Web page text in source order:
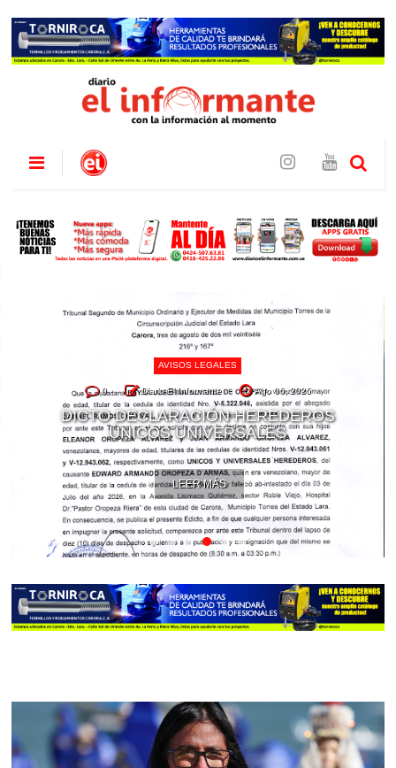
AVISOS LEGALES
0 Diario El Informante Ago 06, 2026
DICTO DECLARACIÓN HEREDEROS
ÚNICOS UNIVERSALES
LEER MÁS